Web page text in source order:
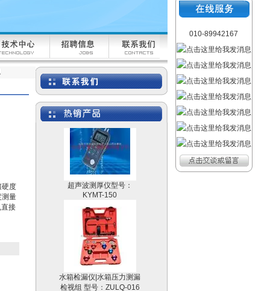
硬度
测量
接
液体色度色差仪|废水色度
色差仪 型号：QSWT-
SS1
超声波测厚仪型号：
KYMT-150
水箱检漏仪|水箱压力测漏
检视组 型号：ZULQ-016
010-89942167